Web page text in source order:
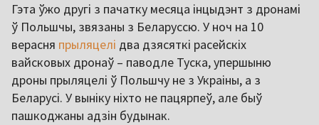
Гэта ўжо другі з пачатку месяца інцыдэнт з дронамі
ў Польшчы, звязаны з Беларуссю. У ноч на 10
верасня прыляцелі два дзясяткі расейскіх
вайсковых дронаў – паводле Туска, упершыню
дроны прыляцелі ў Польшчу не з Украіны, а з
Беларусі. У выніку ніхто не пацярпеў, але быў
пашкоджаны адзін будынак.